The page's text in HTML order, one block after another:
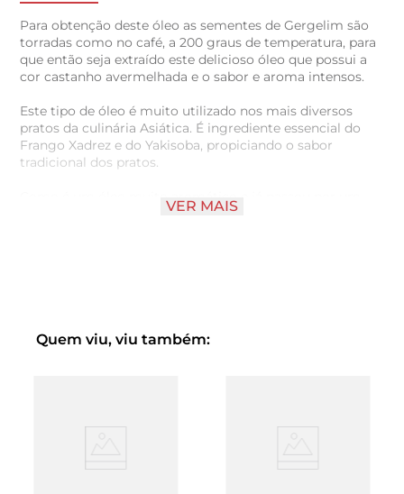
Para obtenção deste óleo as sementes de Gergelim são
torradas como no café, a 200 graus de temperatura, para
que então seja extraído este delicioso óleo que possui a
cor castanho avermelhada e o sabor e aroma intensos.
Este tipo de óleo é muito utilizado nos mais diversos
pratos da culinária Asiática. É ingrediente essencial do
Frango Xadrez e do Yakisoba, propiciando o sabor
tradicional dos pratos.
Como é um óleo muito aromático e já passou por um
processo de torra de alta temperatura, não é um óleo
Contém ômega 3, 6 e 9 e Vitamina E.
VER MAIS
Quem viu, viu também: